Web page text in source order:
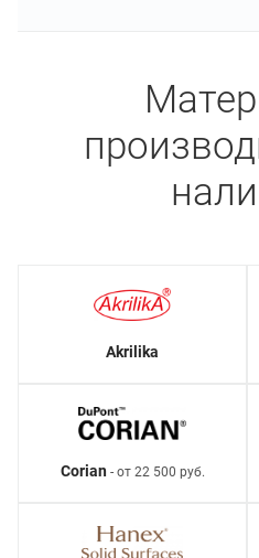
Akrilika
Corian- от 22 500 руб.